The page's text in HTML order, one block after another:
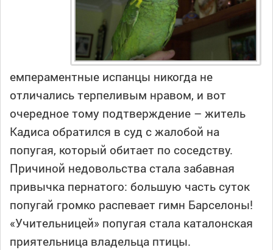
емпераментные испанцы никогда не
отличались терпеливым нравом, и вот
очередное тому подтверждение – житель
Кадиса обратился в суд с жалобой на
попугая, который обитает по соседству.
Причиной недовольства стала забавная
привычка пернатого: большую часть суток
попугай громко распевает гимн Барселоны!
«Учительницей» попугая стала каталонская
приятельница владельца птицы.